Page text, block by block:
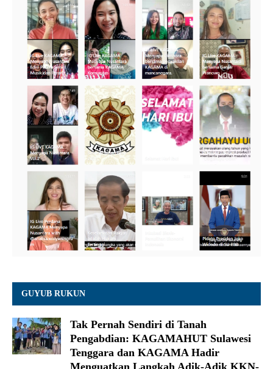
GUYUB RUKUN
Tak Pernah Sendiri di Tanah
Pengabdian: KAGAMAHUT Sulawesi
Tenggara dan KAGAMA Hadir
Menguatkan Langkah Adik-Adik KKN-